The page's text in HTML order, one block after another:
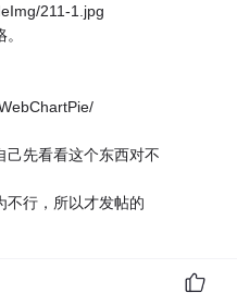
211-1.jpg
己先看看这个东西对不
不行，所以才发帖的